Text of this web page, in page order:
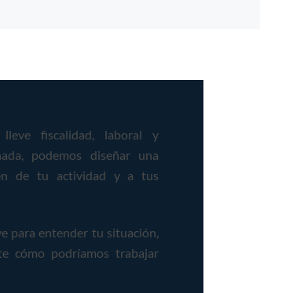
fiscalidad, laboral y
podemos diseñar una
de tu actividad y a tus
para entender tu situación,
cómo podríamos trabajar